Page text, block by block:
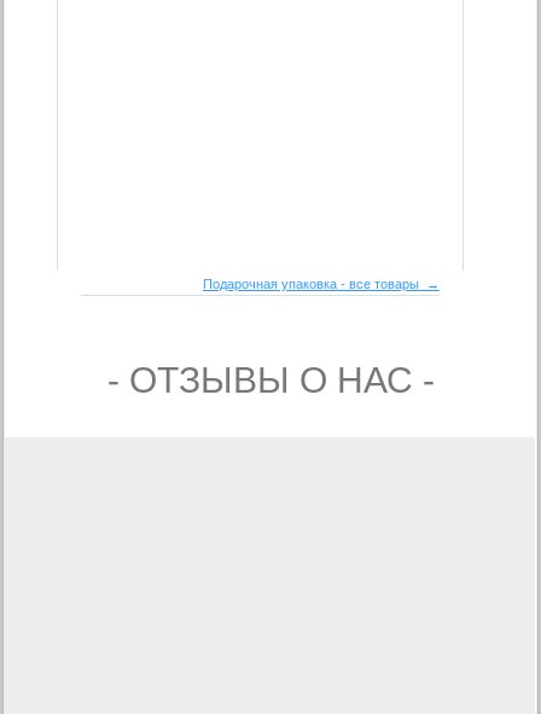
Подарочная упаковка - все товары →
- ОТЗЫВЫ О НАС -